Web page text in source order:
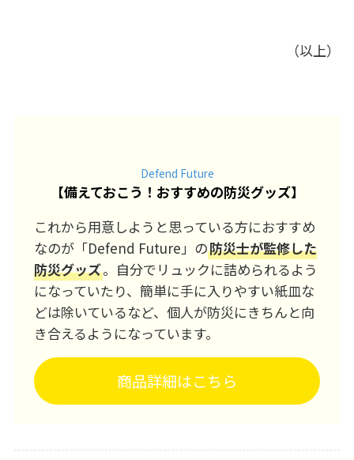
（以上）
Defend Future
【備えておこう！おすすめの防災グッズ】
これから用意しようと思っている方におすすめ
なのが「Defend Future」の防災士が監修した
防災グッズ。自分でリュックに詰められるよう
になっていたり、簡単に手に入りやすい紙皿な
どは除いているなど、個人が防災にきちんと向
き合えるようになっています。
商品詳細はこちら